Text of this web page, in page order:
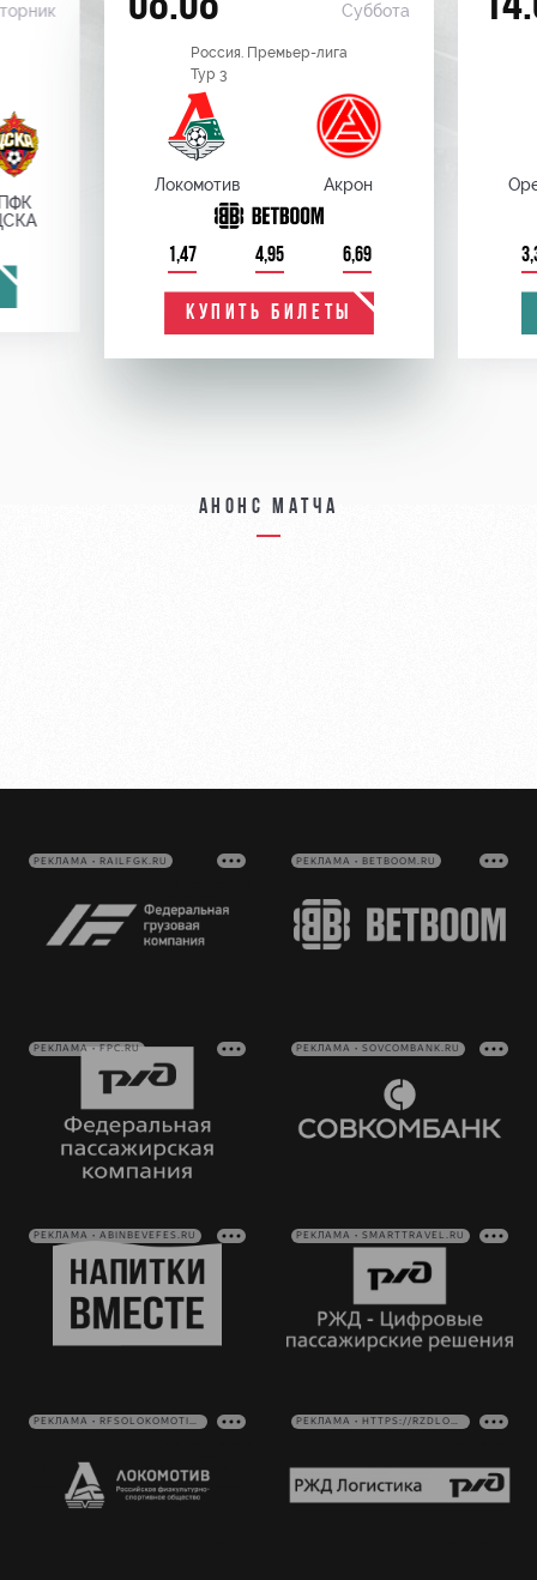
Суббота
Россия. Премьер-лига
Тур 3
Локомотив Акрон
1,47 4,95 6,69
КУПИТЬ БИЛЕТЫ
Анонс матча
РЕКЛАМА • RAILFGK.RU РЕКЛАМА • BETBOOM.RU
РЕКЛАМА • FPC.RU РЕКЛАМА • SOVCOMBANK.RU
РЕКЛАМА • ABINBEVEFES.RU РЕКЛАМА • SMARTTRAVEL.RU
РЕКЛАМА • RFSOLOKOMOTIV.RU РЕКЛАМА • HTTPS://RZDLOG.RU/